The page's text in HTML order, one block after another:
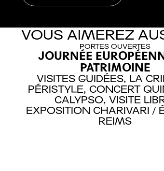
VOUS AIMEREZ
PORTES OUVERTES
JOURNÉE
PATRIMOINE
VISITES GUIDÉES, LA
PÉRISTYLE, CONCERT
CALYPSO,VISITE
EXPOSITION CHARIVARI /
REIMS